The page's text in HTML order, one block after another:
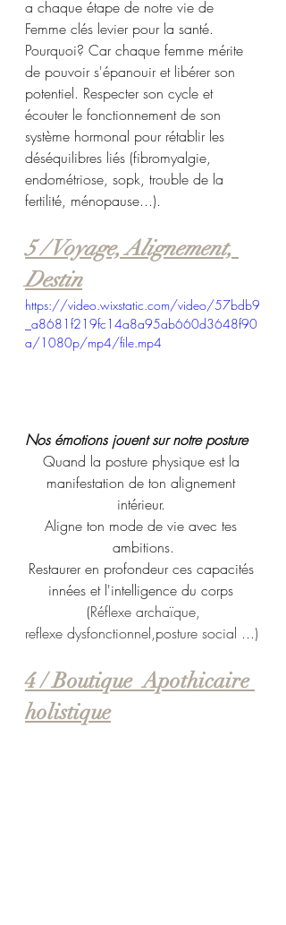
a chaque étape de notre vie de
Femme clés levier pour la santé.
Pourquoi? Car chaque femme mérite
de pouvoir s'épanouir et libérer son
potentiel. Respecter son cycle et
écouter le fonctionnement de son
système hormonal pour rétablir les
déséquilibres liés (fibromyalgie,
endométriose, sopk, trouble de la
fertilité, ménopause...).
5 / Voyage, Alignement,
Destin
https://video.wixstatic.com/video/57bdb9
_a8681f219fc14a8a95ab660d3648f90
a/1080p/mp4/file.mp4
Nos émotions jouent sur notre posture
Quand la posture physique est la
manifestation de ton alignement
intérieur.
Aligne ton mode de vie avec tes
ambitions.
Restaurer en profondeur ces capacités
innées et l'intelligence du corps
(Réflexe archaïque,
reflexe dysfonctionnel,posture social ...)
4 / Boutique  Apothicaire
holistique